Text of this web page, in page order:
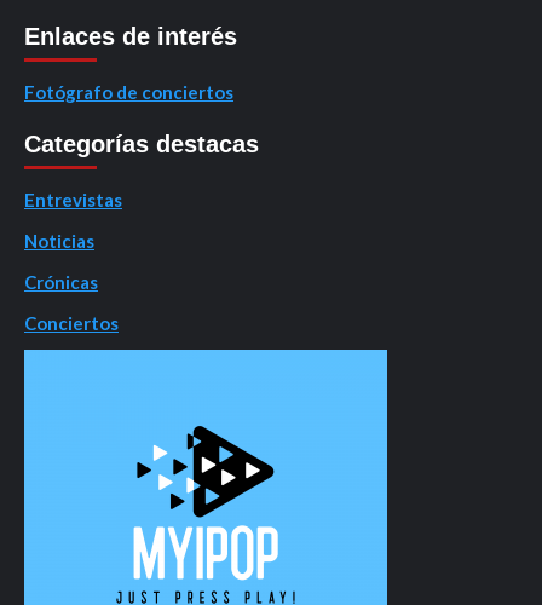
Enlaces de interés
Fotógrafo de conciertos
Categorías destacas
Entrevistas
Noticias
Crónicas
Conciertos